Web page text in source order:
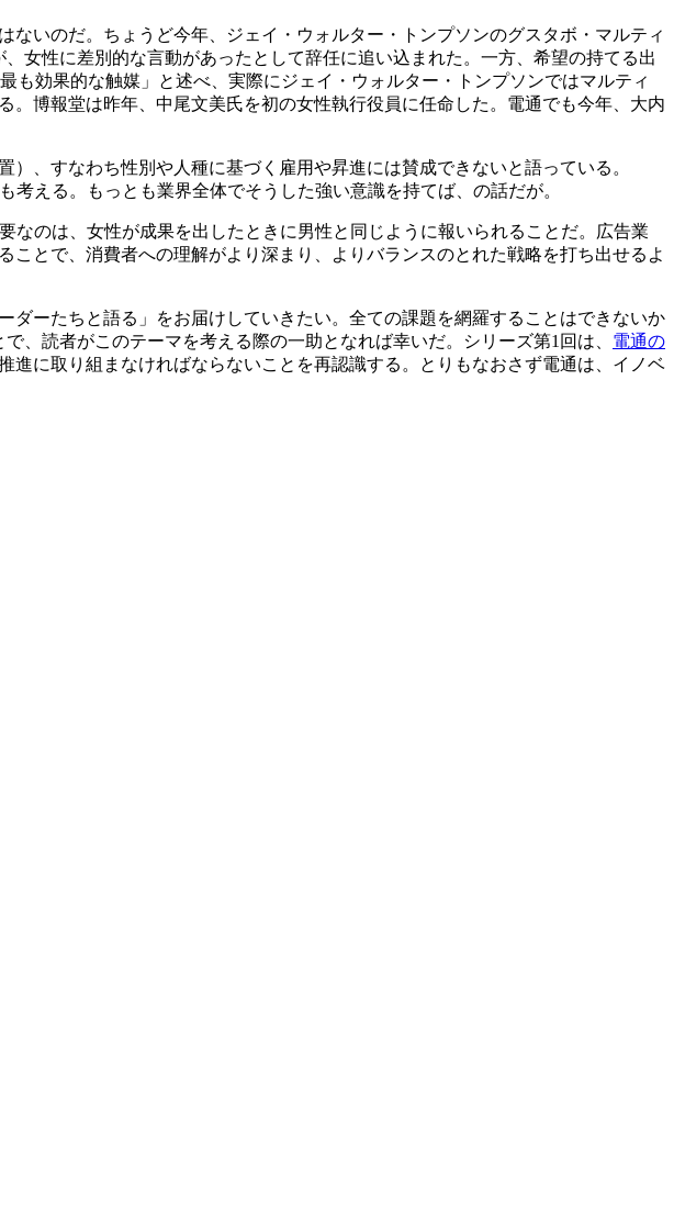
いのだ。ちょうど今年、ジェイ・ウォルター・トンプソンのグスタボ・マルティ
女性に差別的な言動があったとして辞任に追い込まれた。一方、希望の持てる出
効果的な触媒」と述べ、実際にジェイ・ウォルター・トンプソンではマルティ
博報堂は昨年、中尾文美氏を初の女性執行役員に任命した。電通でも今年、大内
、すなわち性別や人種に基づく雇用や昇進には賛成できないと語っている。
える。もっとも業界全体でそうした強い意識を持てば、の話だが。
なのは、女性が成果を出したときに男性と同じように報いられることだ。広告業
とで、消費者への理解がより深まり、よりバランスのとれた戦略を打ち出せるよ
ーたちと語る」をお届けしていきたい。全ての課題を網羅することはできないか
、読者がこのテーマを考える際の一助となれば幸いだ。シリーズ第1回は、 電通の
に取り組まなければならないことを再認識する。とりもなおさず電通は、イノベ